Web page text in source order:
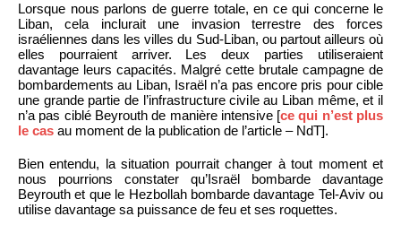
Lorsque nous parlons de guerre totale, en ce qui concerne le
Liban, cela inclurait une invasion terrestre des forces
israéliennes dans les villes du Sud-Liban, ou partout ailleurs où
elles pourraient arriver. Les deux parties utiliseraient
davantage leurs capacités. Malgré cette brutale campagne de
bombardements au Liban, Israël n’a pas encore pris pour cible
une grande partie de l’infrastructure civile au Liban même, et il
n’a pas ciblé Beyrouth de manière intensive [ce qui n’est plus
le cas au moment de la publication de l’article – NdT].
Bien entendu, la situation pourrait changer à tout moment et
nous pourrions constater qu’Israël bombarde davantage
Beyrouth et que le Hezbollah bombarde davantage Tel-Aviv ou
utilise davantage sa puissance de feu et ses roquettes.